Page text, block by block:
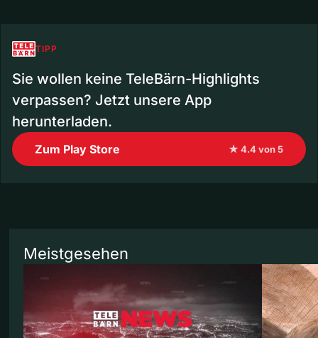
TIPP
Sie wollen keine TeleBärn-Highlights
verpassen? Jetzt unsere App
herunterladen.
Zum Play Store ★ 4.4 von 5
Meistgesehen